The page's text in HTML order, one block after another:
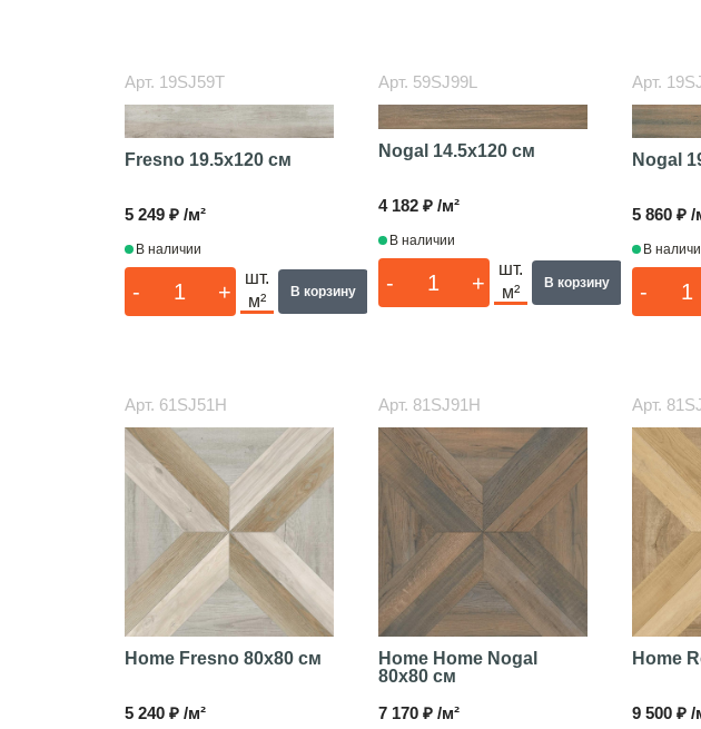
Арт. 19SJ59T
Fresno 19.5x120 см
5 249 ₽ /м²
В наличии
- +
шт.
м²
В корзину
Арт. 59SJ99L
Nogal 14.5x120 см
4 182 ₽ /м²
В наличии
- +
шт.
м²
В корзину
Арт.
Nogal
5 860 ₽ /
В
-
Арт. 61SJ51H
Home Fresno 80x80 см
5 240 ₽ /м²
Арт. 81SJ91H
Home Home Nogal
80x80 см
7 170 ₽ /м²
Арт.
Home
9 500 ₽ /